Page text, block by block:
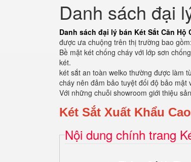
Danh sách đại
Danh sách đại lý bán Két Sắt Căn
được ưa chuộng trên thị trường bao
Bề mặt két chống cháy với lớp sơn
két.
két sắt an toàn welko thường được làm
cháy nên đảm bảo tuyệt đối độ bảo
Với những chuỗi showroom giới thiệu
Két Sắt Xuất Khẩu
Nội dung chính trang